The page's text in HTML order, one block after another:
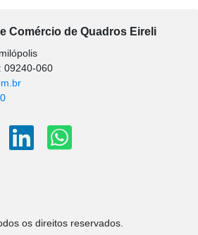
Comércio de Quadros Eireli
09240-060
os direitos reservados.